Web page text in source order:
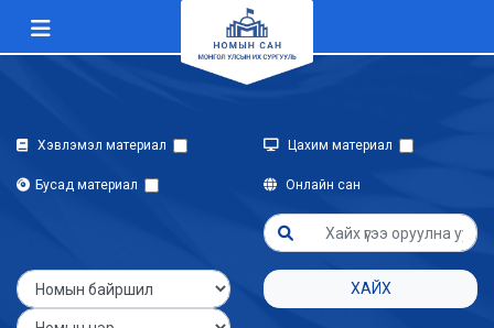
Хэвлэмэл материал Цахим материал
Бусад материал Онлайн сан
ХАЙХ